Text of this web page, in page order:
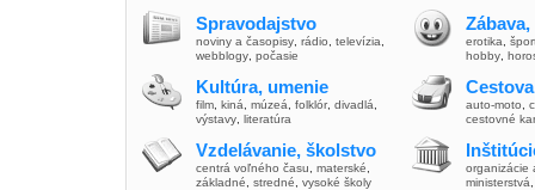
Spravodajstvo
noviny a časopisy rádio televízia
webblogy počasie
Kultúra, umenie
film kiná múzeá folklór, divadlá
výstavy literatúra
Vzdelávanie, školstvo
centrá voľného času materské
základné
stredné vysoké školy
erotika
hobby
auto-moto
cestovné
organizácie
ministerstvá